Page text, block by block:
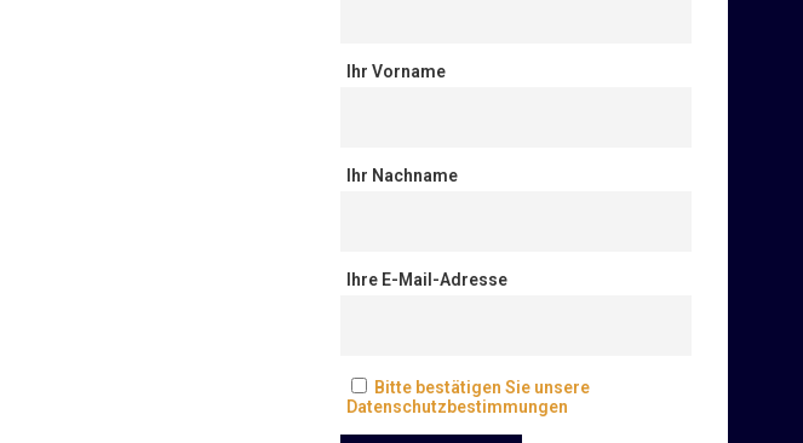
Ihr Vorname
Ihr Nachname
Ihre E-Mail-Adresse
Bitte bestätigen Sie unsere
Datenschutzbestimmungen